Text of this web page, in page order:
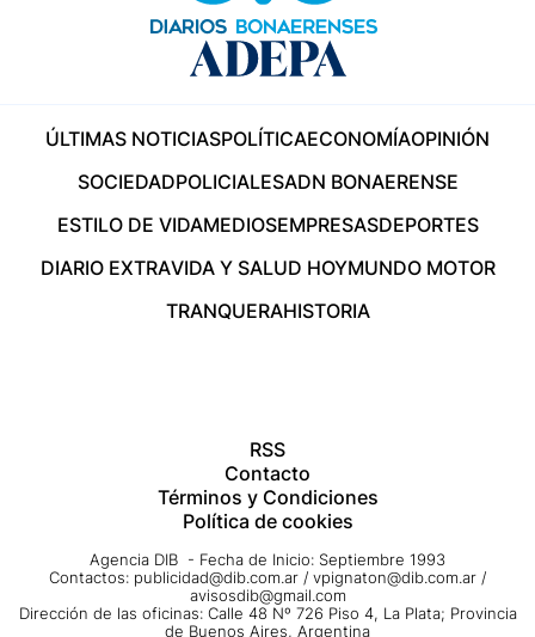
ÚLTIMAS NOTICIASPOLÍTICAECONOMÍAOPINIÓN
SOCIEDADPOLICIALESADN BONAERENSE
ESTILO DE VIDAMEDIOSEMPRESASDEPORTES
DIARIO EXTRAVIDA Y SALUD HOYMUNDO MOTOR
TRANQUERAHISTORIA
RSS
Contacto
Términos y Condiciones
Política de cookies
Agencia DIB - Fecha de Inicio: Septiembre 1993
Contactos: publicidad@dib.com.ar / vpignaton@dib.com.ar /
avisosdib@gmail.com
Dirección de las oficinas: Calle 48 Nº 726 Piso 4, La Plata; Provincia
de Buenos Aires, Argentina